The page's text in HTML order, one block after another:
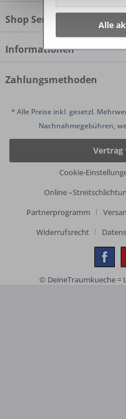
Shop Service
Informationen
Zahlungsmethoden
* Alle Preise inkl. gesetzl.
Nachnahmegebühren,
Vertrag
Cookie-
Online
Partnerprogramm
Widerrufsrecht
© DeineTraumkueche =
Alle